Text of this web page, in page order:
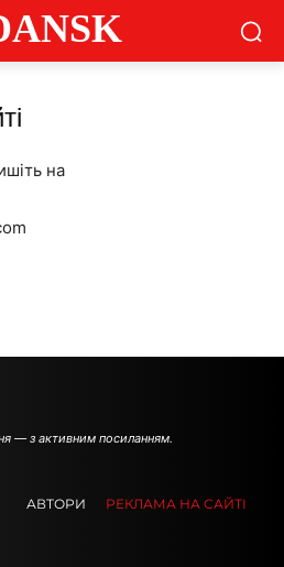
на
— з активним посиланням.
АВТОРИ РЕКЛАМА НА САЙТІ